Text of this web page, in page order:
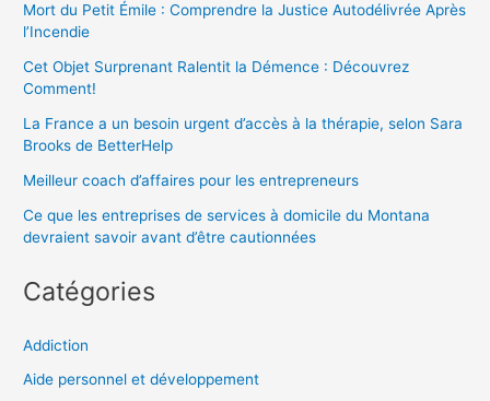
Mort du Petit Émile : Comprendre la Justice Autodélivrée Après
l’Incendie
Cet Objet Surprenant Ralentit la Démence : Découvrez
Comment!
La France a un besoin urgent d’accès à la thérapie, selon Sara
Brooks de BetterHelp
Meilleur coach d’affaires pour les entrepreneurs
Ce que les entreprises de services à domicile du Montana
devraient savoir avant d’être cautionnées
Catégories
Addiction
Aide personnel et développement